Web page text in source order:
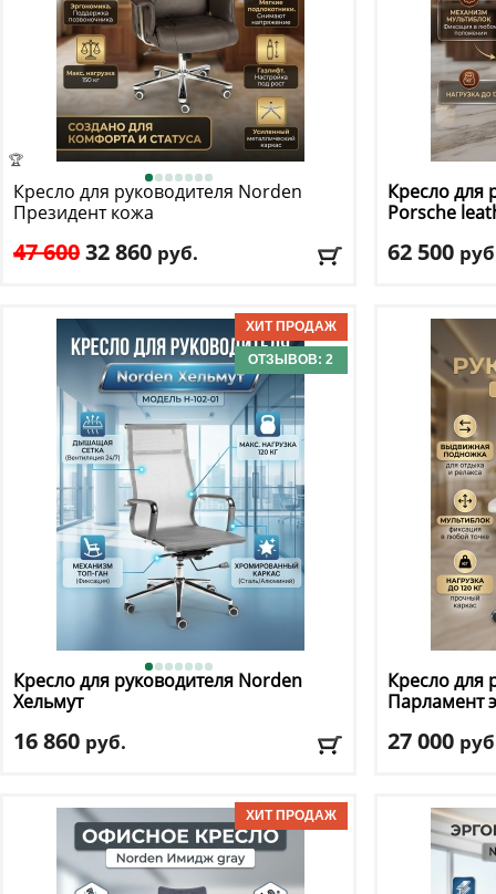
🏆
Кресло для руководителя Norden
Президент кожа
47 60032 860 руб.
Механизм качания: мультиблок
Регулировка по высоте: есть
Материал обивки: натуральная кожа
Подлокотники: да
Доставка:БЕСПЛАТНО, 1-2 дня
Кресло для
Porsche
62 500
Механизм
Регулировка
Материал
Доставка:
ОТЗЫВОВ: 2
Кресло для руководителя Norden
Хельмут
16 860 руб.
Механизм качания: топ ган
Регулировка по высоте: есть
Материал обивки: сетка
Подлокотники: да
Кресло для
Парламент
27 000
Механизм
Регулировка
Материал